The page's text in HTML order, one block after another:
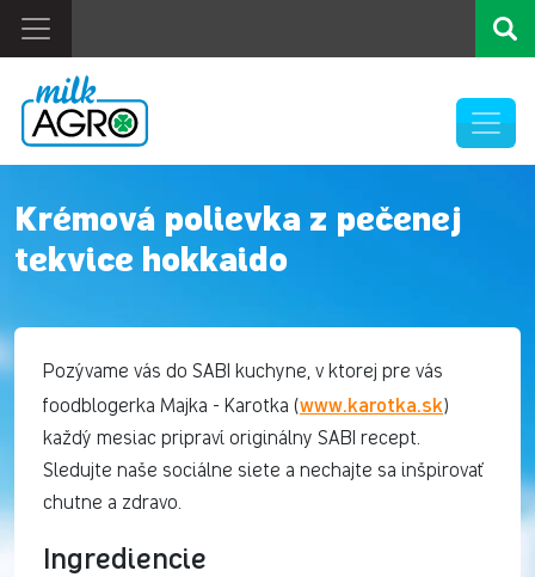
Krémová polievka z pečenej
tekvice hokkaido
Pozývame vás do SABI kuchyne, v ktorej pre vás
foodblogerka Majka - Karotka (www.karotka.sk)
každý mesiac pripraví originálny SABI recept.
Sledujte naše sociálne siete a nechajte sa inšpirovať
chutne a zdravo.
Ingrediencie